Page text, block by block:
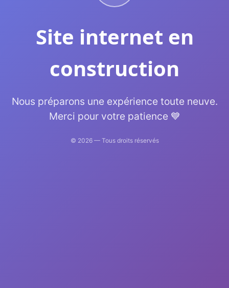
Site internet en
construction
Nous préparons une expérience toute neuve.
Merci pour votre patience 💙
© 2026— Tous droits réservés